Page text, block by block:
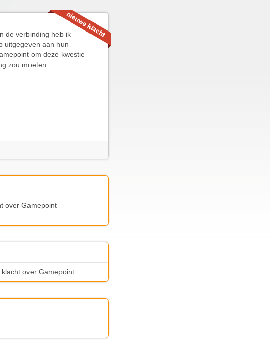
de verbinding heb ik
uitgegeven aan hun
om deze kwestie
zou moeten
over Gamepoint
over Gamepoint